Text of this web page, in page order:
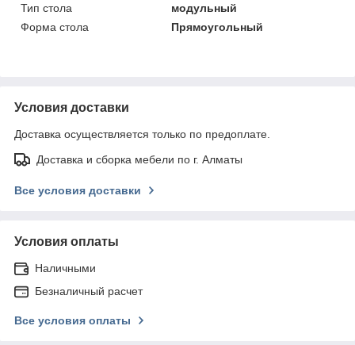
Тип стола
модульный
Форма стола
Прямоугольный
Условия доставки
Доставка осуществляется только по предоплате.
Доставка и сборка мебели по г. Алматы
Все условия доставки
Условия оплаты
Наличными
Безналичный расчет
Все условия оплаты